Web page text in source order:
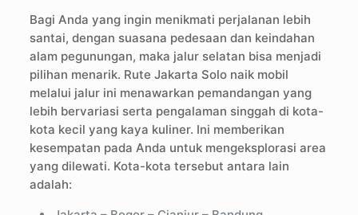
Bagi Anda yang ingin menikmati perjalanan lebih
santai, dengan suasana pedesaan dan keindahan
alam pegunungan, maka jalur selatan bisa menjadi
pilihan menarik. Rute Jakarta Solo naik mobil
melalui jalur ini menawarkan pemandangan yang
lebih bervariasi serta pengalaman singgah di kota-
kota kecil yang kaya kuliner. Ini memberikan
kesempatan pada Anda untuk mengeksplorasi area
yang dilewati. Kota-kota tersebut antara lain
adalah: